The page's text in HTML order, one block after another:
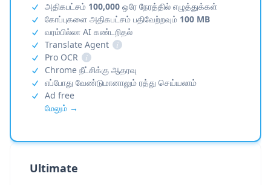
அதிகபட்சம் 100,000 ஒரே நேரத்தில் எழுத்துக்கள்
கோப்புகளை அதிகபட்சம் பதிவேற்றவும் 100 MB
வரம்பில்லா AI கண்டறிதல்
Translate Agent
i
Pro OCR
i
Chrome நீட்சிக்கு ஆதரவு
எப்போது வேண்டுமானாலும் ரத்து செய்யலாம்
Ad free
மேலும் →
Ultimate